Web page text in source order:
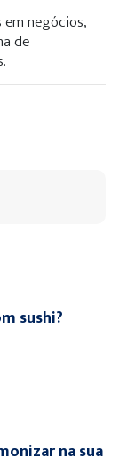
em negócios,
de
sushi?
na sua